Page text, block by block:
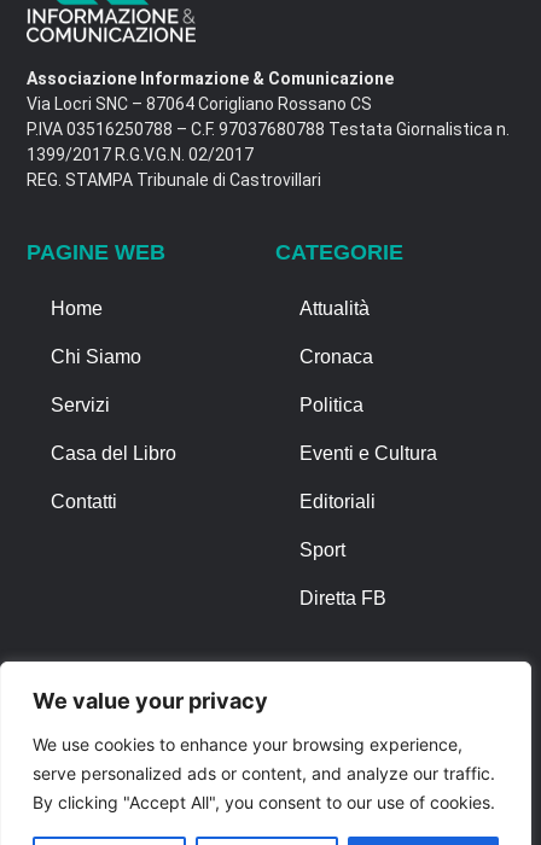
We value your privacy
We use cookies to enhance your browsing experience,
serve personalized ads or content, and analyze our traffic.
By clicking "Accept All", you consent to our use of cookies.
Associazione Informazione & Comunicazione
Via Locri SNC – 87064 Corigliano Rossano CS
P.IVA 03516250788 – C.F. 97037680788 Testata Giornalistica n.
1399/2017 R.G.V.G.N. 02/2017
REG. STAMPA Tribunale di Castrovillari
PAGINE WEB
Home
Chi Siamo
Servizi
Casa del Libro
Contatti
CATEGORIE
Attualità
Cronaca
Politica
Eventi e Cultura
Editoriali
Sport
Diretta FB
Privacy Policy